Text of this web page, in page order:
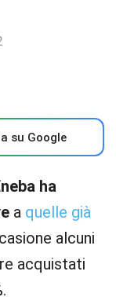
su Google
ha
a quelle già
alcuni
acquistati
.